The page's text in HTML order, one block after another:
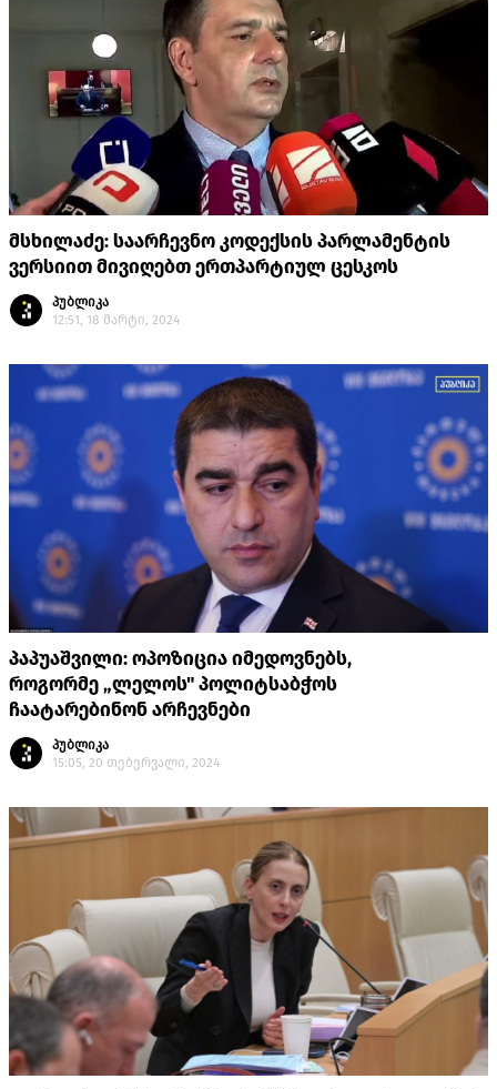
მსხილაძე: საარჩევნო კოდექსის პარლამენტის
ვერსიით მივიღებთ ერთპარტიულ ცესკოს
პუბლიკა
12:51, 18 მარტი, 2024
პაპუაშვილი: ოპოზიცია იმედოვნებს,
როგორმე „ლელოს" პოლიტსაბჭოს
ჩაატარებინონ არჩევნები
პუბლიკა
15:05, 20 თებერვალი, 2024